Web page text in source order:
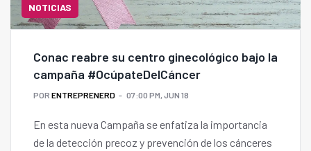
NOTICIAS
Conac reabre su centro ginecológico bajo la
campaña #OcúpateDelCáncer
POR ENTREPRENERD 07:00 PM, JUN 18
En esta nueva Campaña se enfatiza la importancia
de la detección precoz y prevención de los cánceres